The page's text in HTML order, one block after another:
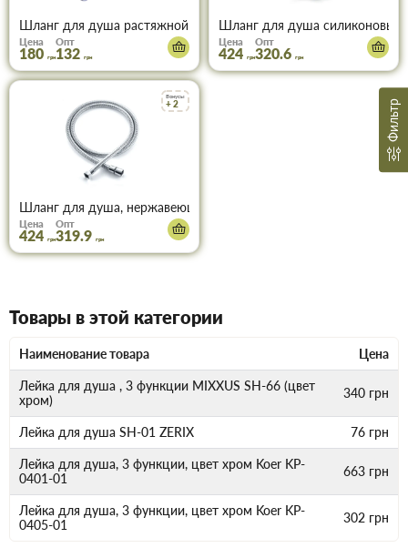
Шланг для душа растяжной (цвет хром) F01-150-200cm MIXXUS
Цена
180 грн
Опт
132 грн
Шланг для душа силиконовый
Цена
424 грн
Опт
320.6 грн
Бонусы
+ 2
Шланг для душа, нержавеющая сталь150см (хром) KOER KB-
Цена
424 грн
Опт
319.9 грн
Фильтр
Товары в этой категории
Наименование товара Цена
Лейка для душа , 3 функции MIXXUS SH-66 (цвет
хром)
340 грн
Лейка для душа SH-01 ZERIX 76 грн
Лейка для душа, 3 функции, цвет хром Koer KP-
0401-01
663 грн
Лейка для душа, 3 функции, цвет хром Koer KP-
0405-01
302 грн